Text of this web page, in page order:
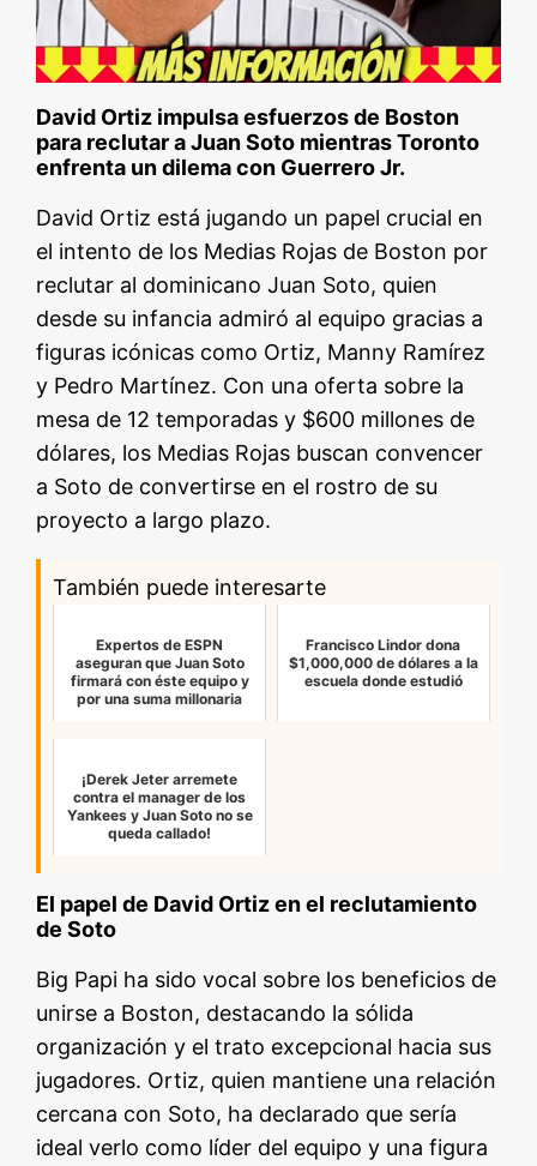
David Ortiz impulsa esfuerzos de Boston
para reclutar a Juan Soto mientras Toronto
enfrenta un dilema con Guerrero Jr.
David Ortiz está jugando un papel crucial en
el intento de los Medias Rojas de Boston por
reclutar al dominicano Juan Soto, quien
desde su infancia admiró al equipo gracias a
figuras icónicas como Ortiz, Manny Ramírez
y Pedro Martínez. Con una oferta sobre la
mesa de 12 temporadas y $600 millones de
dólares, los Medias Rojas buscan convencer
a Soto de convertirse en el rostro de su
proyecto a largo plazo.
También puede interesarte
Expertos de ESPN
aseguran que Juan Soto
firmará con éste equipo y
por una suma millonaria
Francisco Lindor dona
$1,000,000 de dólares a la
escuela donde estudió
¡Derek Jeter arremete
contra el manager de los
Yankees y Juan Soto no se
queda callado!
El papel de David Ortiz en el reclutamiento
de Soto
Big Papi ha sido vocal sobre los beneficios de
unirse a Boston, destacando la sólida
organización y el trato excepcional hacia sus
jugadores. Ortiz, quien mantiene una relación
cercana con Soto, ha declarado que sería
ideal verlo como líder del equipo y una figura